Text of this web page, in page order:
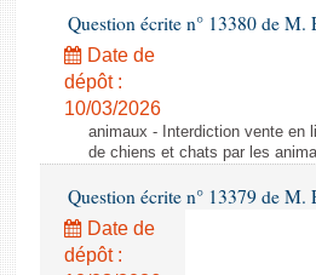
Dossiers législatifs
Budget et sécurité sociale
Questions écrites et orales
Comptes rendus des débats
Question écrite n° 13380 de M.
Date de
dépôt :
10/03/2026
animaux - Interdiction vente en
de chiens et chats par les
Question écrite n° 13379 de M.
Date de
dépôt :